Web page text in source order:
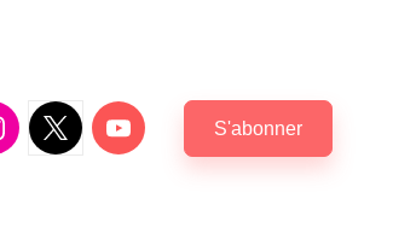
X
Youtube S'abonner